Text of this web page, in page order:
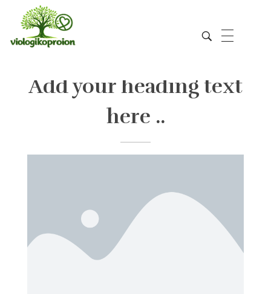
Add your heading text
here ..